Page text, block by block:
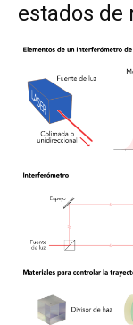
estados de